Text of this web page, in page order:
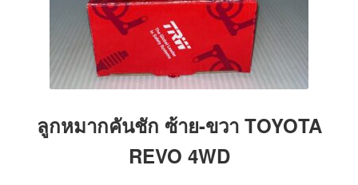
ลูกหมากคันชัก ซ้าย-ขวา TOYOTA
REVO 4WD